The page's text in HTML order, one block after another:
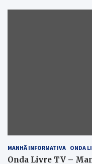
MANHÃ INFORMATIVA ONDA
Onda Livre TV –